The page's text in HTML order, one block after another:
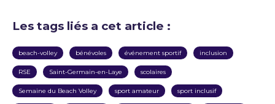
Les tags liés a cet article :
beach-volley bénévoles événement sportif inclusion
RSE Saint-Germain-en-Laye scolaires
Semaine du Beach Volley sport amateur sport inclusif